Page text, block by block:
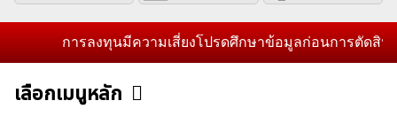
VPS Register
การลงทุนมีความเสี่ยงโปรดศึกษาข้อมูลก่อนการตัดสินใจลง
เลือกเมนูหลัก